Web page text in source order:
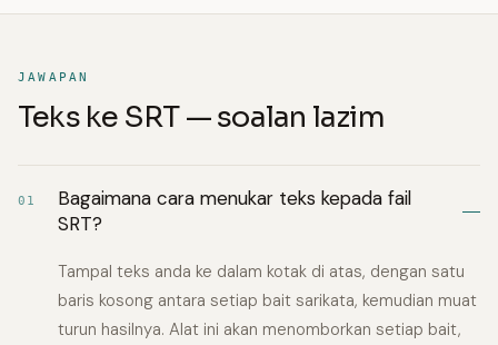
JAWAPAN
Teks ke SRT — soalan lazim
01
Bagaimana cara menukar teks kepada fail
SRT?
Tampal teks anda ke dalam kotak di atas, dengan satu
baris kosong antara setiap bait sarikata, kemudian muat
turun hasilnya. Alat ini akan menomborkan setiap bait,